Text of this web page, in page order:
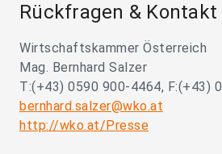
Rückfragen & Kontakt
Wirtschaftskammer Österreich
Mag. Bernhard Salzer
T:(+43) 0590 900-4464, F:(+43)
bernhard.salzer@wko.at
http://wko.at/Presse